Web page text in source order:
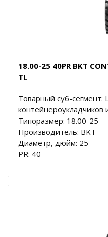
18.00-25 40PR BKT
TL
Товарный суб-
контейнероукладчиков
Типоразмер: 18.00-25
Производитель: BKT
Диаметр, дюйм: 25
PR: 40